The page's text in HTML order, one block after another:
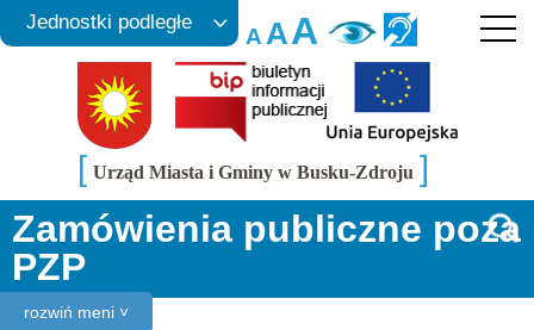
AAA
Jednostki podległe
[ Urząd Miasta i Gminy w Busku-Zdroju ]
rozwiń meni ˅
Zamówienia publiczne poza
PZP